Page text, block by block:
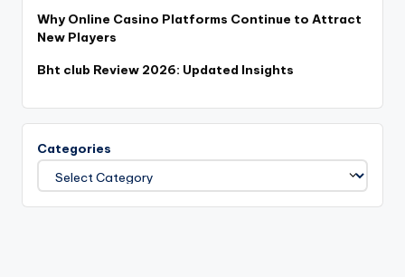
Why Online Casino Platforms Continue to Attract
New Players
Bht club Review 2026: Updated Insights
Categories